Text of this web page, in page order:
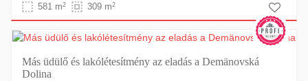
581 m2 309 m2
Más üdülő és lakólétesítmény az eladás a Demänovská
Dolina